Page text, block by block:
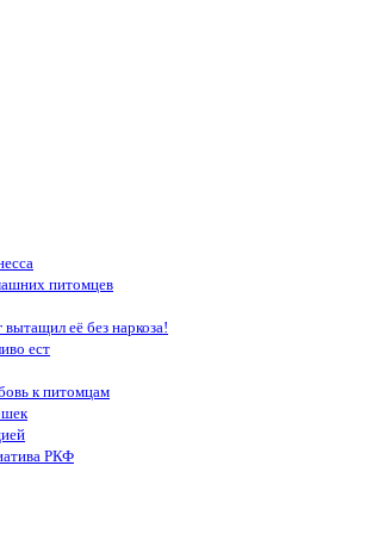
питомцев
её без наркоза!
ест
к питомцам
РКФ